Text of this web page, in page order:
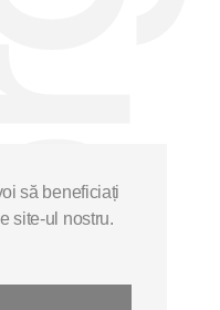
să beneficiați
site-ul nostru.